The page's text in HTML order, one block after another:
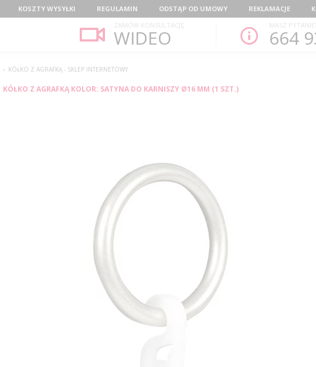
KOSZTY WYSYŁKI REGULAMIN ODSTĄP OD UMOWY REKLAMACJE
ZAMÓW KONSULTACJĘ
WIDEO
MASZ
664
› KÓŁKO Z AGRAFKĄ - SKLEP INTERNETOWY
KÓŁKO Z AGRAFKĄ KOLOR: SATYNA DO KARNISZY Ø16 MM (1 SZT.)